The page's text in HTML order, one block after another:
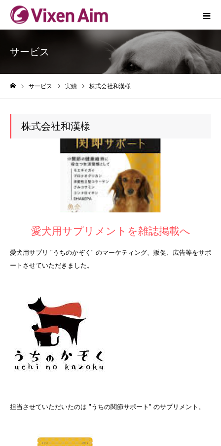
サービス
サービス 実績 株式会社和漢様
株式会社和漢様
愛犬用サプリメントを雑誌掲載へ
愛犬用サプリ "うちのかぞく" のマーケティング、販促、広告等をサポ
ートさせていただきました。
担当させていただいたのは "うちの関節サポート" のサプリメント。